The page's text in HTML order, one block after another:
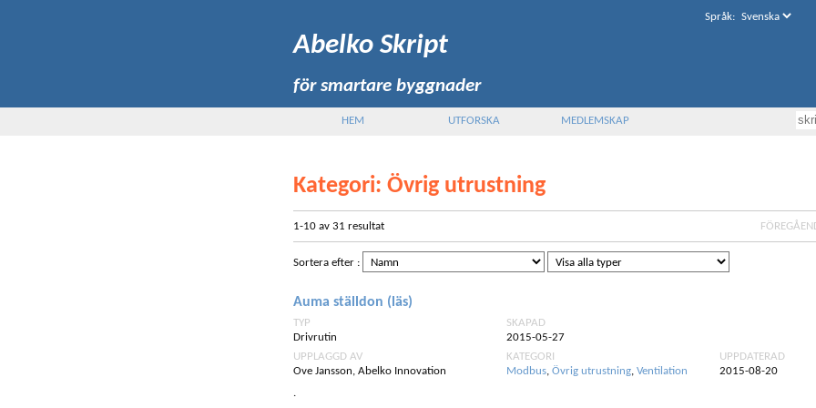
Språk:
Abelko Skript
för smartare byggnader
HEM UTFORSKA MEDLEMSKAP
Kategori: Övrig utrustning
1-10 av 31 resultat
Sortera efter :
Auma ställdon (läs)
TYP
Drivrutin
UPPLAGGD AV
Ove Jansson, Abelko Innovation
SKAPAD
2015-05-27
KATEGORI
Modbus, Övrig utrustning, Ventilation
UPPDATERAD
2015-08-20
.